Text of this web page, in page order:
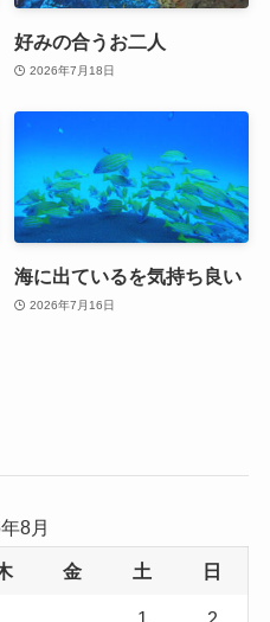
好みの合うお二人
2026年7月18日
海に出ているを気持ち良い
2026年7月16日
8月
金 土 日